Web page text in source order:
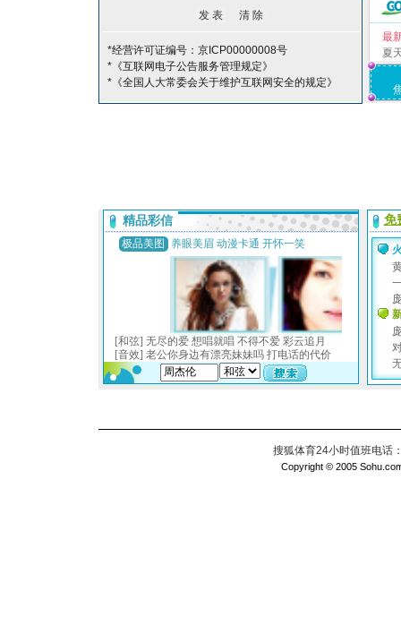
*经营许可证编号：京ICP00000008号
*《互联网电子公告服务管理规定》
*《全国人大常委会关于维护互联网安全的规定》
最
夏
搜狐体育24小时值班电话
Copyright © 2005